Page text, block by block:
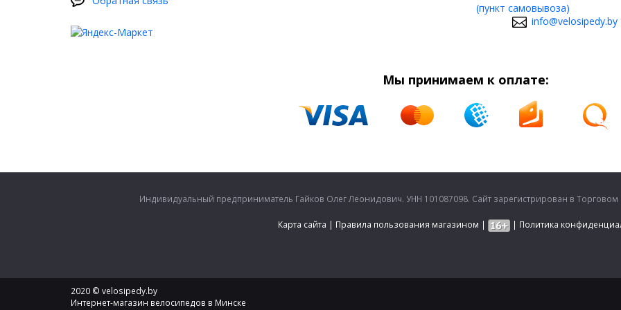
(пункт самовывоза)
info@velosipedy.by
Мы принимаем к оплате:
Индивидуальный предприниматель Гайков Олег Леонидович. УНН 101087098. Сайт зарегистрирован в Торговом
Карта сайта | Правила пользования магазином | | Политика
2020 © velosipedy.by
Интернет-магазин велосипедов в Минске